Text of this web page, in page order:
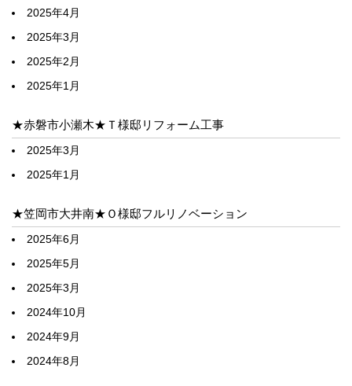
2025年4月
2025年3月
2025年2月
2025年1月
★赤磐市小瀬木★Ｔ様邸リフォーム工事
2025年3月
2025年1月
★笠岡市大井南★Ｏ様邸フルリノベーション
2025年6月
2025年5月
2025年3月
2024年10月
2024年9月
2024年8月